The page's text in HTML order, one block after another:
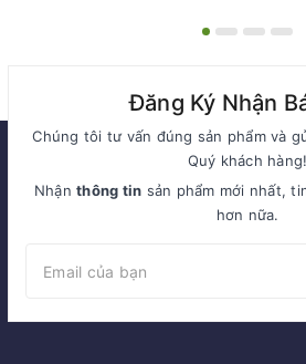
Đăng Ký Nhận
Chúng tôi tư vấn đúng sản phẩm và
Quý khách hàng!
Nhậnthông tin sản phẩm mới nhất,
hơn nữa.